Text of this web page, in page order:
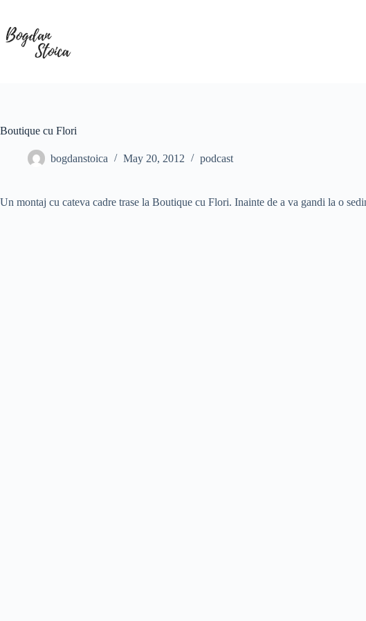
content
Boutique cu Flori
bogdanstoica May 20, 2012 podcast
Un montaj cu cateva cadre trase la Boutique cu Flori. Inainte de a va gandi la o